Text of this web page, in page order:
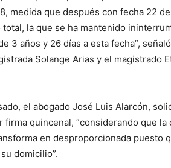
medida que después con fecha 22
la que se ha mantenido
3 años y 26 días a esta fecha”,
Solange Arias y el magistrado
el abogado José Luis Alarcón,
firma quincenal, “considerando que
en desproporcionada puesto
domicilio”.